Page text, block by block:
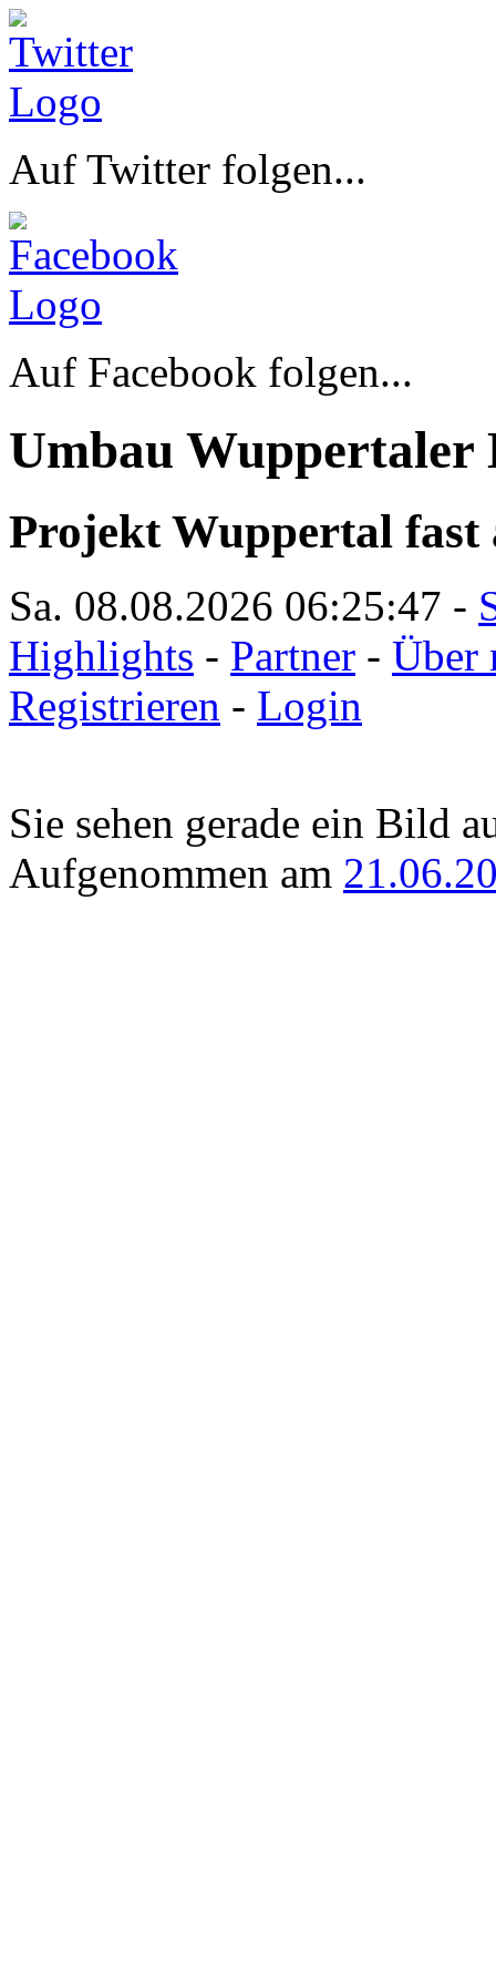
Auf Twitter folgen...
Auf Facebook folgen...
Umbau Wuppertaler
Projekt Wuppertal fast
Sa. 08.08.2026 06:25:47 -
Highlights - Partner - Über
Registrieren - Login
Sie sehen gerade ein Bild
Aufgenommen am